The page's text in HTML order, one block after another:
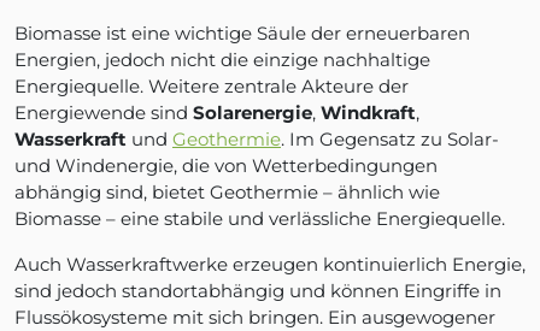
Biomasse ist eine wichtige Säule der erneuerbaren
Energien, jedoch nicht die einzige nachhaltige
Energiequelle. Weitere zentrale Akteure der
Energiewende sind Solarenergie, Windkraft,
Wasserkraft und Geothermie. Im Gegensatz zu Solar-
und Windenergie, die von Wetterbedingungen
abhängig sind, bietet Geothermie – ähnlich wie
Biomasse – eine stabile und verlässliche Energiequelle.
Auch Wasserkraftwerke erzeugen kontinuierlich Energie,
sind jedoch standortabhängig und können Eingriffe in
Flussökosysteme mit sich bringen. Ein ausgewogener